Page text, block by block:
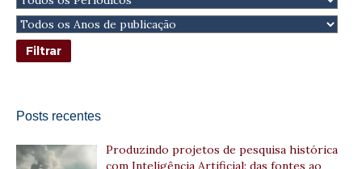
Posts recentes
Produzindo projetos de pesquisa histórica
com Inteligência Artificial: das fontes ao